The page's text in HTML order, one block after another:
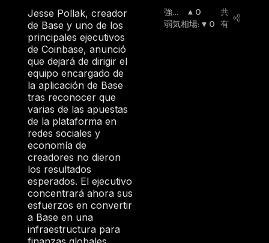
Jesse Pollak, creador
de Base y uno de los
principales ejecutivos
de Coinbase, anunció
que dejará de dirigir el
equipo encargado de
la aplicación de Base
tras reconocer que
varias de las apuestas
de la plataforma en
redes sociales y
economía de
creadores no dieron
los resultados
esperados. El ejecutivo
concentrará ahora sus
esfuerzos en convertir
a Base en una
infraestructura para
強気
相場:
0
弱気相場: 0
共
有